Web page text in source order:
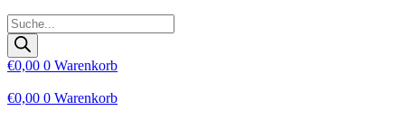
Products
search
€0,00 0 Warenkorb
€0,00 0 Warenkorb